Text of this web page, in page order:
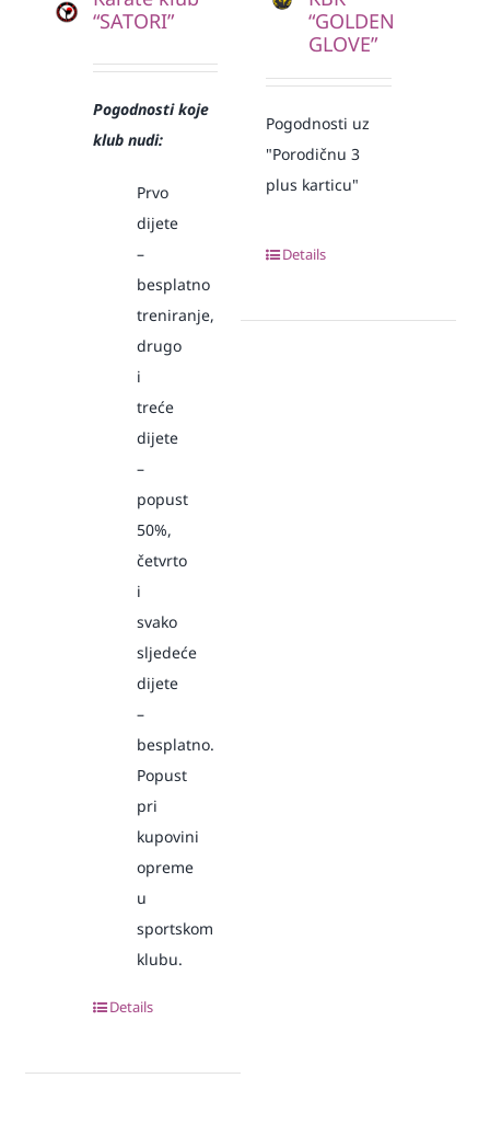
“SATORI”
Pogodnosti koje
klub nudi:
Prvo
dijete
–
besplatno
treniranje,
drugo
i
treće
dijete
–
popust
50%,
četvrto
i
svako
sljedeće
dijete
–
besplatno.
Popust
pri
kupovini
opreme
u
sportskom
klubu.
Details
“GOLDEN
GLOVE”
Pogodnosti uz
"Porodičnu 3
plus karticu"
Details